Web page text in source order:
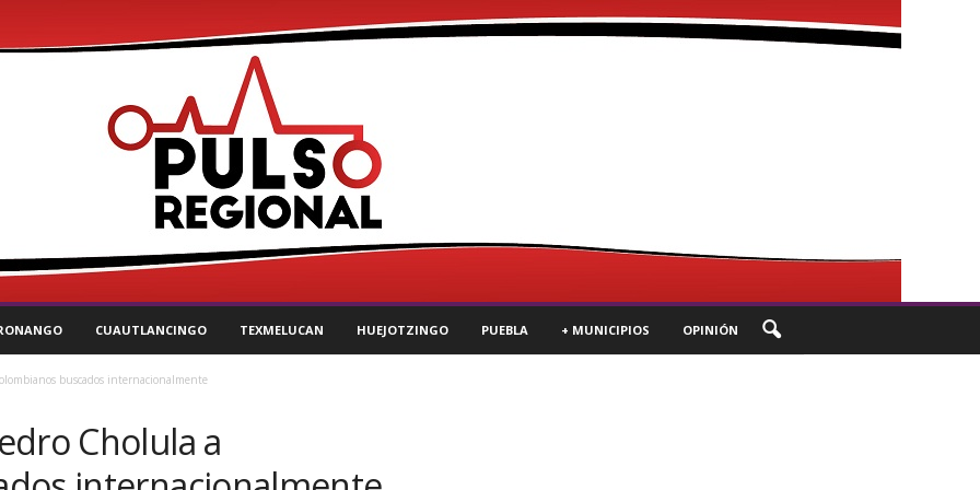
CUAUTLANCINGO TEXMELUCAN HUEJOTZINGO PUEBLA + MUNICIPIOS OPINIÓN
buscados internacionalmente
Cholula a